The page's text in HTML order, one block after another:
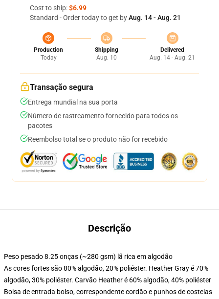
Cost to ship:$6.99
Standard - Order today to get byAug. 14 - Aug. 21
Production
Today
Shipping
Aug. 10
Delivered
Aug. 14 - Aug. 21
Transação segura
Entrega mundial na sua porta
Número de rastreamento fornecido para todos os
pacotes
Reembolso total se o produto não for recebido
Descrição
Peso pesado 8.25 onças (~280 gsm) lã rica em algodão
As cores fortes são 80% algodão, 20% poliéster. Heather Gray é 70%
algodão, 30% poliéster. Carvão Heather é 60% algodão, 40% poliéster
Bolsa de entrada bolso, correspondente cordão e punhos de costelas